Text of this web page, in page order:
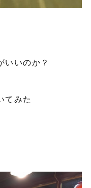
いいのか？
てみた